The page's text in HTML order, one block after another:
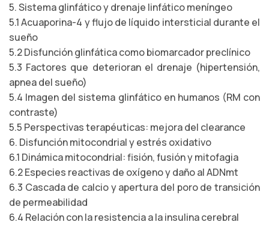
5. Sistema glinfático y drenaje linfático meníngeo
5.1 Acuaporina-4 y flujo de líquido intersticial durante el
sueño
5.2 Disfunción glinfática como biomarcador preclínico
5.3 Factores que deterioran el drenaje (hipertensión,
apnea del sueño)
5.4 Imagen del sistema glinfático en humanos (RM con
contraste)
5.5 Perspectivas terapéuticas: mejora del clearance
6. Disfunción mitocondrial y estrés oxidativo
6.1 Dinámica mitocondrial: fisión, fusión y mitofagia
6.2 Especies reactivas de oxígeno y daño al ADNmt
6.3 Cascada de calcio y apertura del poro de transición
de permeabilidad
6.4 Relación con la resistencia a la insulina cerebral